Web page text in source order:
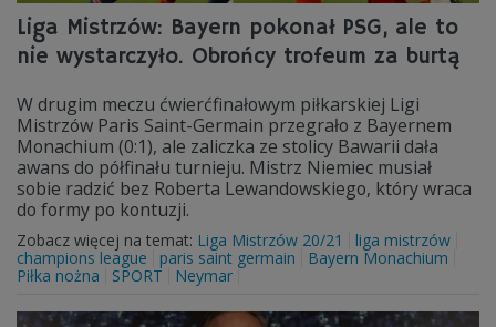
Liga Mistrzów: Bayern pokonał PSG, ale to
nie wystarczyło. Obrońcy trofeum za burtą
W drugim meczu ćwierćfinałowym piłkarskiej Ligi
Mistrzów Paris Saint-Germain przegrało z Bayernem
Monachium (0:1), ale zaliczka ze stolicy Bawarii dała
awans do półfinału turnieju. Mistrz Niemiec musiał
sobie radzić bez Roberta Lewandowskiego, który wraca
do formy po kontuzji.
Zobacz więcej na temat: Liga Mistrzów 20/21
liga mistrzów
champions league
paris saint germain
Bayern Monachium
Piłka nożna
SPORT Neymar